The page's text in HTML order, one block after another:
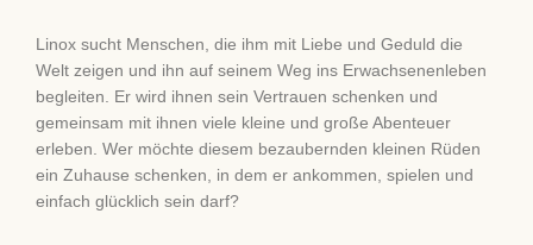
Linox sucht Menschen, die ihm mit Liebe und Geduld die
Welt zeigen und ihn auf seinem Weg ins Erwachsenenleben
begleiten. Er wird ihnen sein Vertrauen schenken und
gemeinsam mit ihnen viele kleine und große Abenteuer
erleben. Wer möchte diesem bezaubernden kleinen Rüden
ein Zuhause schenken, in dem er ankommen, spielen und
einfach glücklich sein darf?